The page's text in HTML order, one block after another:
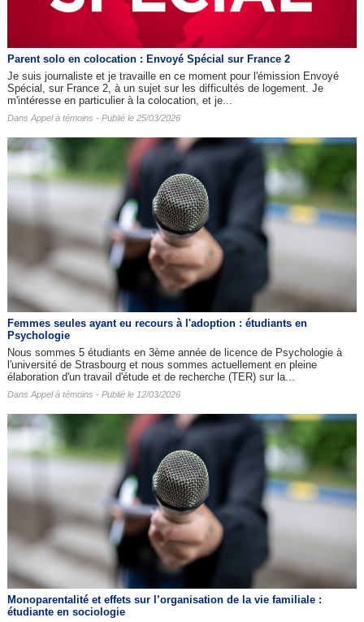
Parent solo en colocation : Envoyé Spécial sur France 2
Je suis journaliste et je travaille en ce moment pour l'émission Envoyé
Spécial, sur France 2, à un sujet sur les difficultés de logement. Je
m'intéresse en particulier à la colocation, et je...
Dans Appel à témoins - Publié le 25/03/2026
Femmes seules ayant eu recours à l'adoption : étudiants en
Psychologie
Nous sommes 5 étudiants en 3ème année de licence de Psychologie à
l'université de Strasbourg et nous sommes actuellement en pleine
élaboration d'un travail d'étude et de recherche (TER) sur la...
Dans Appel à témoins - Publié le 12/03/2026
Monoparentalité et effets sur l’organisation de la vie familiale :
étudiante en sociologie